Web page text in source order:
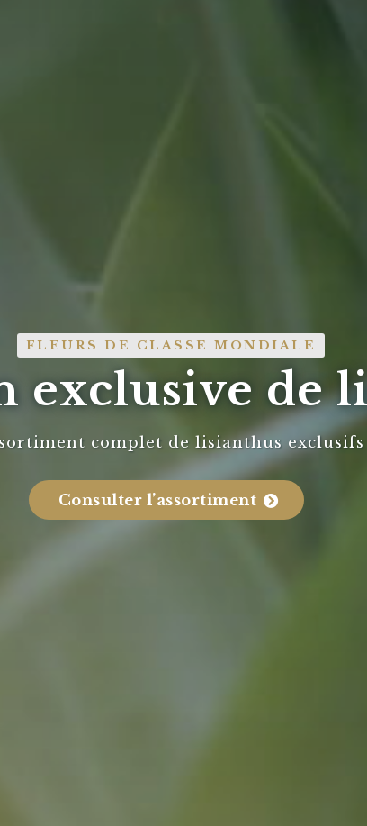
FLEURS DE CLASSE MONDIALE
exclusive de
complet de lisianthus exclusifs
Consulter l’assortiment